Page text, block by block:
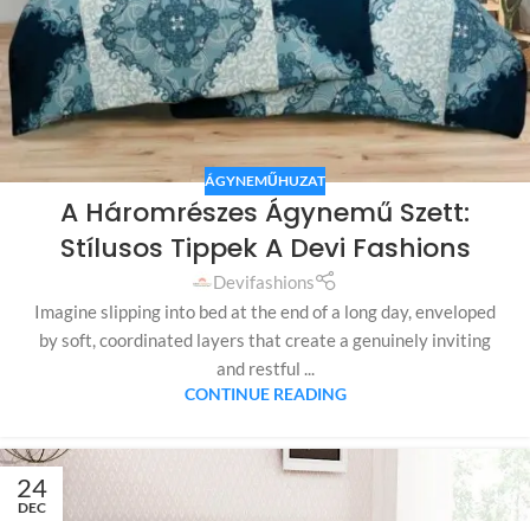
ÁGYNEMŰHUZAT
A Háromrészes Ágynemű Szett:
Stílusos Tippek A Devi Fashions
Devifashions
Imagine slipping into bed at the end of a long day, enveloped
by soft, coordinated layers that create a genuinely inviting
and restful ...
CONTINUE READING
24
DEC